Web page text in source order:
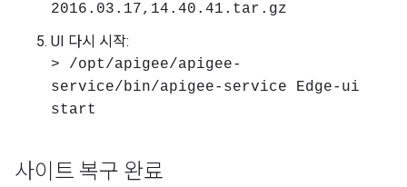
2016.03.17,14.40.41.tar.gz
UI 다시 시작:
> /opt/apigee/apigee-
service/bin/apigee-service Edge-ui
start
사이트 복구 완료